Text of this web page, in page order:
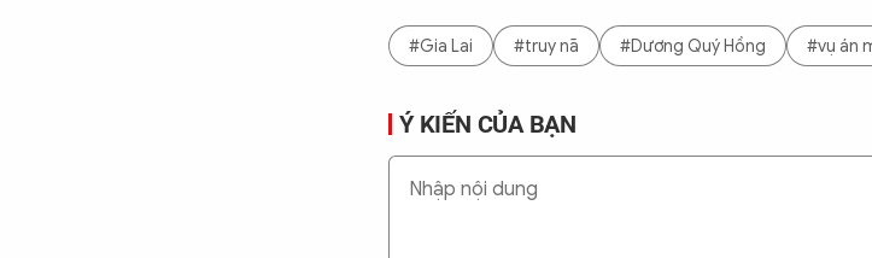
#Gia Lai #truy nã #Dương Quý Hồng #vụ án
Ý KIẾN CỦA BẠN